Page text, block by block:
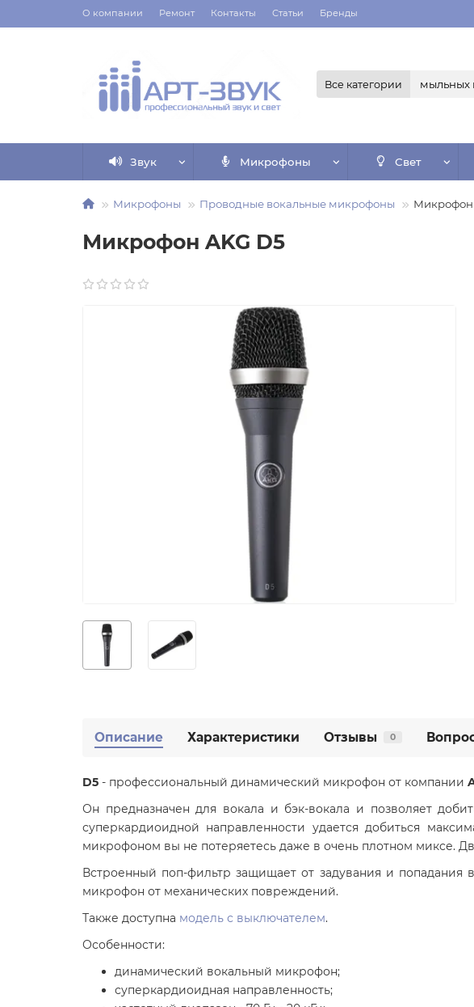
О компании Ремонт Контакты Статьи Бренды
Все категории
Звук Микрофоны Свет
Микрофоны Проводные вокальные микрофоны Микрофон
Микрофон AKG D5
Описание Характеристики Отзывы 0
D5 - профессиональный динамический микрофон от компании
Он предназначен для вокала и бэк-вокала и позволяет
суперкардиоидной направленности удается добиться
микрофоном вы не потеряетесь даже в очень плотном миксе.
Встроенный поп-фильтр защищает от задувания и попадания
микрофон от механических повреждений.
Также доступна модель с выключателем.
Особенности:
динамический вокальный микрофон;
суперкардиоидная направленность;